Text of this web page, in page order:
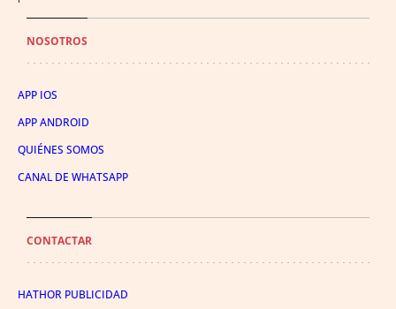
NOSOTROS
APP IOS
APP ANDROID
QUIÉNES SOMOS
CANAL DE WHATSAPP
CONTACTAR
HATHOR PUBLICIDAD